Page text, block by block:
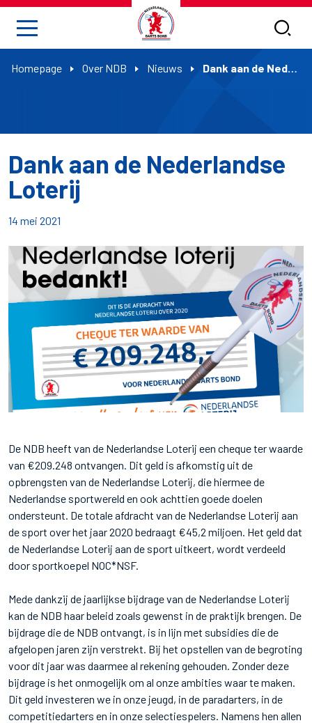
Homepage Over NDB Nieuws Dank aan de Nederlandse Loterij
Dank aan de Nederlandse
Loterij
14 mei 2021
De NDB heeft van de Nederlandse Loterij een cheque ter waarde
van €209.248 ontvangen. Dit geld is afkomstig uit de
opbrengsten van de Nederlandse Loterij, die hiermee de
Nederlandse sportwereld en ook achttien goede doelen
ondersteunt. De totale afdracht van de Nederlandse Loterij aan
de sport over het jaar 2020 bedraagt €45,2 miljoen. Het geld dat
de Nederlandse Loterij aan de sport uitkeert, wordt verdeeld
door sportkoepel NOC*NSF.
Mede dankzij de jaarlijkse bijdrage van de Nederlandse Loterij
kan de NDB haar beleid zoals gewenst in de praktijk brengen. De
bijdrage die de NDB ontvangt, is in lijn met subsidies die de
afgelopen jaren zijn verstrekt. Bij het opstellen van de begroting
voor dit jaar was daarmee al rekening gehouden. Zonder deze
bijdrage is het onmogelijk om al onze ambities waar te maken.
Dit geld investeren we in onze jeugd, in de paradarters, in de
competitiedarters en in onze selectiespelers. Namens hen allen